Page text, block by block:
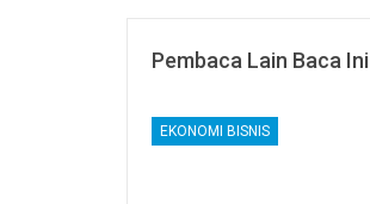
Pembaca Lain Baca Ini
EKONOMI BISNIS